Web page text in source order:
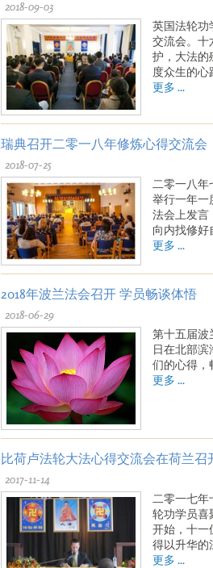
2018-09-03
英国法轮功
交流会。十
护，大法的
度众生的心
更多 ...
瑞典召开二零一八年修炼心得交流会
2018-07-25
二零一八年
举行一年一
法会上发言
向内找修好
更多 ...
2018年波兰法会召开 学员畅谈体悟
2018-06-29
第十五届波
日在北部
们的心得，
更多 ...
比荷卢法轮大法心得交流会在荷兰召
2017-11-14
二零一七
轮功学员喜
开始，十一
得以升华的
更多 ...